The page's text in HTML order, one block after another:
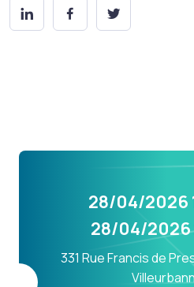
28/04/2026
28/04/
331 Rue Francis de